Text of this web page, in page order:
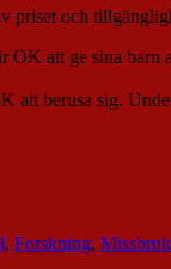
priset och
OK att ge sina barn
berusa sig.
, Forskning, Missbruk